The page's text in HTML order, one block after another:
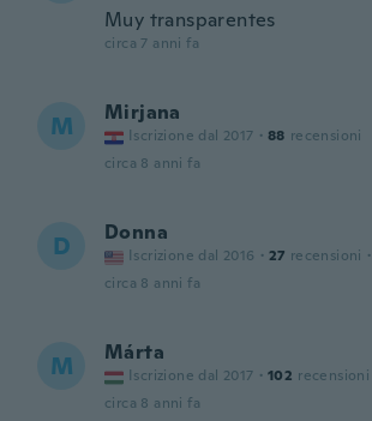
Muy transparentes
circa 7 anni fa
M Mirjana
Iscrizione dal 2017 · 88 recensioni
circa 8 anni fa
D Donna
Iscrizione dal 2016 · 27 recensioni ·
circa 8 anni fa
M Márta
Iscrizione dal 2017 · 102 recensioni
circa 8 anni fa